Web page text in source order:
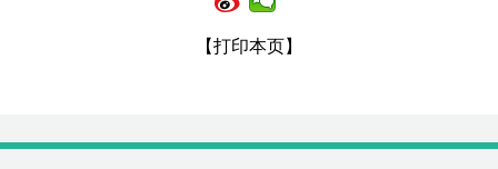
【打印本页】